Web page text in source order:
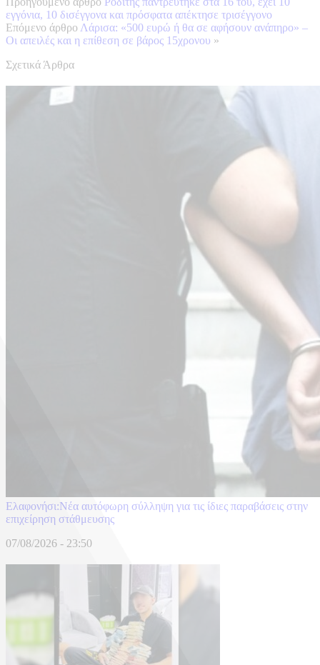
εγγόνια, 10 δισέγγονα και πρόσφατα απέκτησε τρισέγγονο
Επόμενο άρθρο Λάρισα: «500 ευρώ ή θα σε αφήσουν ανάπηρο» –
Οι απειλές και η επίθεση σε βάρος 15χρονου »
Σχετικά Άρθρα
Ελαφονήσι:Νέα αυτόφωρη σύλληψη για τις ίδιες παραβάσεις στην
επιχείρηση στάθμευσης
07/08/2026 - 23:50